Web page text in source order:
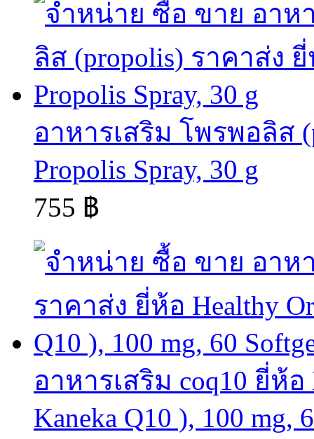
อาหารเสริม โพรพอลิส
Propolis Spray, 30 g
755 ฿
อาหารเสริม coq10 ยี่ห้อ
Kaneka Q10 ), 100 mg,